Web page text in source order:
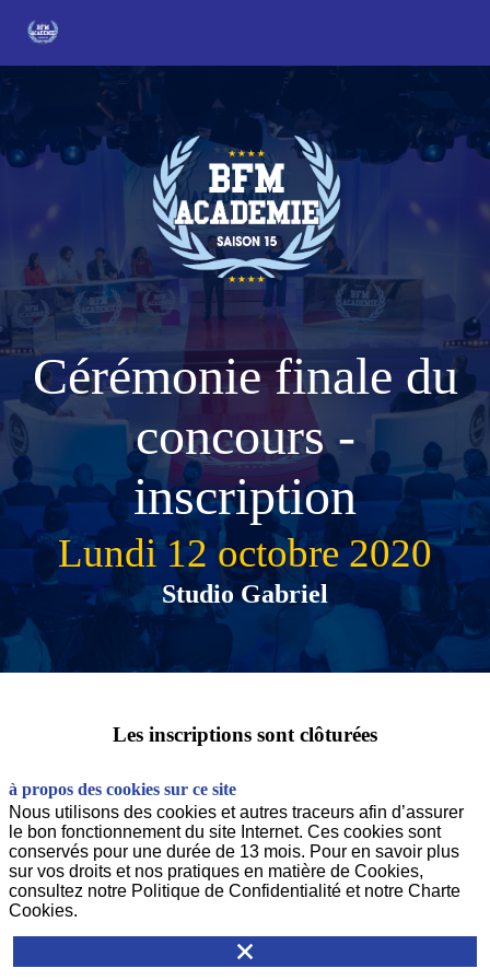
Cérémonie finale du
concours -
inscription
Lundi 12 octobre 2020
Studio Gabriel
Les inscriptions sont clôturées
Un événement
à propos des cookies sur ce site
Nous utilisons des cookies et autres traceurs afin d’assurer
le bon fonctionnement du site Internet. Ces cookies sont
conservés pour une durée de 13 mois. Pour en savoir plus
sur vos droits et nos pratiques en matière de Cookies,
consultez notre Politique de Confidentialité et notre Charte
Cookies.